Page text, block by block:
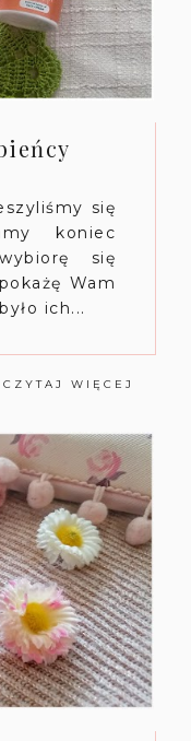
się
koniec
się
Wam
ich...
CZYTAJ WIĘCEJ